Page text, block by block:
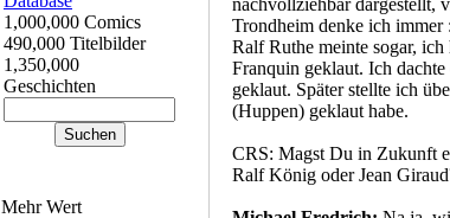
1,000,000 Comics
490,000 Titelbilder
1,350,000
Geschichten
Mehr Wert
nachvollziehbar dargestellt,
Trondheim denke ich
Ralf Ruthe meinte sogar,
Franquin geklaut. Ich
geklaut. Später stellte ich
(Huppen) geklaut habe.
CRS: Magst Du in Zukunft
Ralf König oder Jean